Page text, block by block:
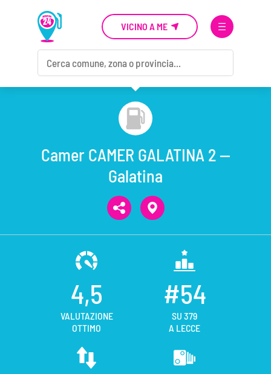
VICINO A ME
Camer CAMER GALATINA 2 —
Galatina
4,5
VALUTAZIONE
OTTIMO
#54
SU 379
A LECCE